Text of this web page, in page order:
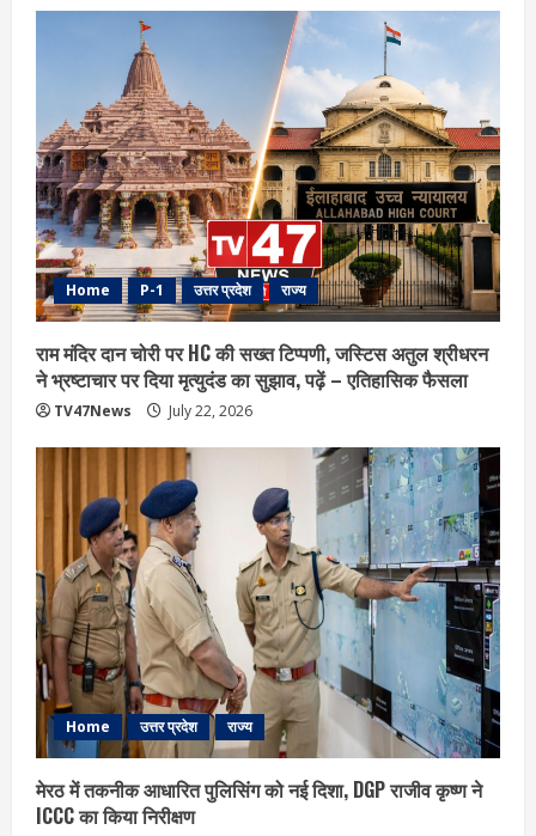
Home P-1 उत्तर प्रदेश राज्य
राम मंदिर दान चोरी पर HC की सख्त टिप्पणी, जस्टिस अतुल श्रीधरन
ने भ्रष्टाचार पर द‍िया मृत्युदंड का सुझाव, पढ़ें – एत‍िहास‍िक फैसला
TV47News July 22, 2026
Home उत्तर प्रदेश राज्य
मेरठ में तकनीक आधारित पुलिसिंग को नई दिशा, DGP राजीव कृष्ण ने
ICCC का किया निरीक्षण